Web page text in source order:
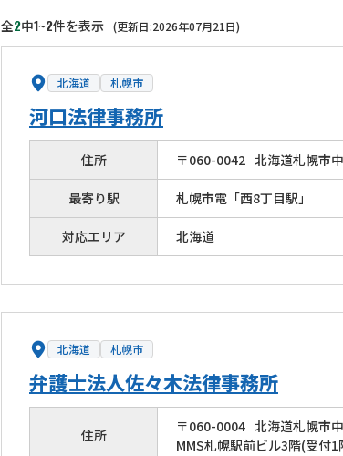
全2中1~2件を表示 (更新日:2026年07月21日)
北海道 札幌市
河口法律事務所
住所 〒060-0042 北海道札幌市
最寄り駅 札幌市電「西8丁目駅」
対応エリア 北海道
北海道 札幌市
弁護士法人佐々木法律事務所
住所 〒060-0004 北海道札幌市
MMS札幌駅前ビル3階(受付1